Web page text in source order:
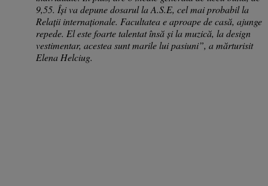
9,55. Își va depune dosarul la A.S.E, cel mai probabil la
Relații internaționale. Facultatea e aproape de casă, ajunge
repede. El este foarte talentat însă și la muzică, la design
vestimentar, acestea sunt marile lui pasiuni”, a mărturisit
Elena Helciug.